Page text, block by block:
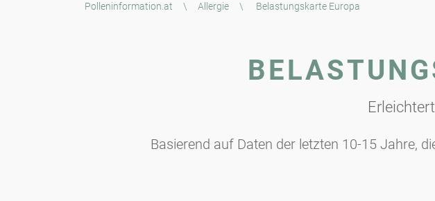
Polleninformation.at \ Allergie \ Belastungskarte Europa
Basierend auf Daten der letzten 10-15 Jahre,